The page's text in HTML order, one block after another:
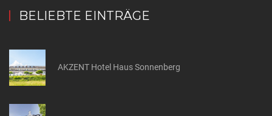
BELIEBTE EINTRÄGE
AKZENT Hotel Haus Sonnenberg